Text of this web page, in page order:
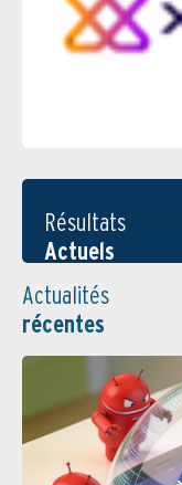
Résultats
Actuels
Actualités
récentes